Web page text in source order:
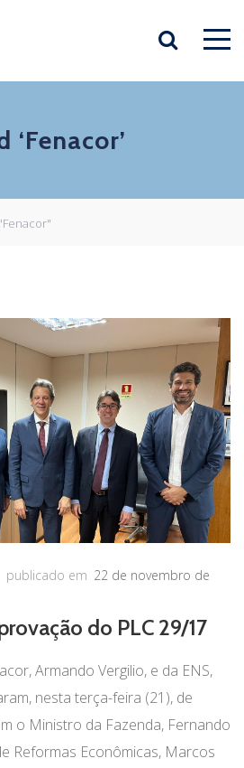
‘Fenacor’
publicado em 22 de novembro de
do PLC 29/17
Armando Vergilio, e da ENS,
nesta terça-feira (21), de
o Ministro da Fazenda, Fernando
Reformas Econômicas, Marcos